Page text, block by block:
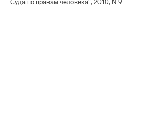
Суда по правам человека", 2010, N 9